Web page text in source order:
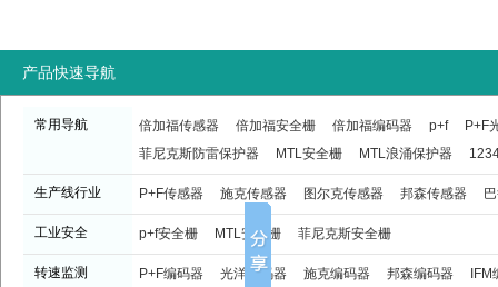
产品快速导航
常用导航 倍加福传感器 倍加福安全栅 倍加福编码器 p+f
P+F
菲尼克斯防雷保护器
MTL安全栅 MTL浪涌保护器
生产线行业 P+F传感器 施克传感器 图尔克传感器 邦森传感器
工业安全 p+f安全栅 MTL安全栅 菲尼克斯安全栅
转速监测 P+F编码器 光洋编码器 施克编码器 邦森编码器